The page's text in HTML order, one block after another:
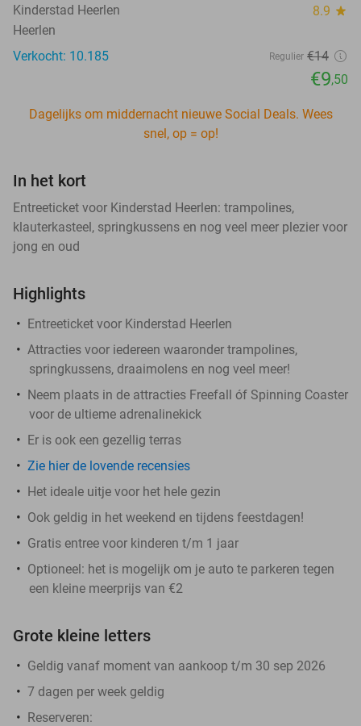
Kinderstad Heerlen 8.9 star
Heerlen
Verkocht: 10.185
Regulier €14
€9,50
Dagelijks om middernacht nieuwe Social Deals. Wees
snel, op = op!
In het kort
Entreeticket voor Kinderstad Heerlen: trampolines,
klauterkasteel, springkussens en nog veel meer plezier voor
jong en oud
Highlights
Entreeticket voor Kinderstad Heerlen
Attracties voor iedereen waaronder trampolines,
springkussens, draaimolens en nog veel meer!
Neem plaats in de attracties Freefall óf Spinning Coaster
voor de ultieme adrenalinekick
Er is ook een gezellig terras
Zie hier de lovende recensies
Het ideale uitje voor het hele gezin
Ook geldig in het weekend en tijdens feestdagen!
Gratis entree voor kinderen t/m 1 jaar
Optioneel: het is mogelijk om je auto te parkeren tegen
een kleine meerprijs van €2
Grote kleine letters
Geldig vanaf moment van aankoop t/m 30 sep 2026
7 dagen per week geldig
Reserveren: